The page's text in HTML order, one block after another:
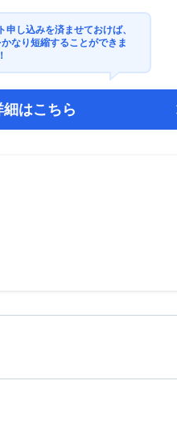
し込みを済ませておけば、
なり短縮することができま
細はこちら